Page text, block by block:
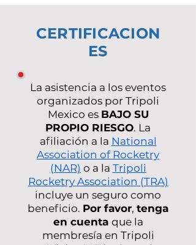
CERTIFICACION
ES
La asistencia a los eventos
organizados por Tripoli
Mexico es BAJO SU
PROPIO RIESGO. La
afiliación a la National
Association of Rocketry
(NAR) o a la Tripoli
Rocketry Association (TRA)
incluye un seguro como
beneficio. Por favor, tenga
en cuenta que la
membresía en Tripoli